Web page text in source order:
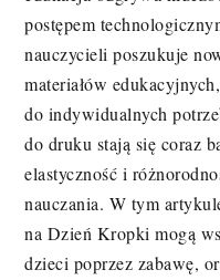
postępem
nauczycieli poszukuje
materiałów
do indywidualnych
do druku stają się coraz
elastyczność i
nauczania. W tym
na Dzień Kropki mogą
dzieci poprzez zabawę,